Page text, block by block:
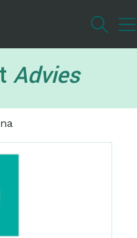
Advies